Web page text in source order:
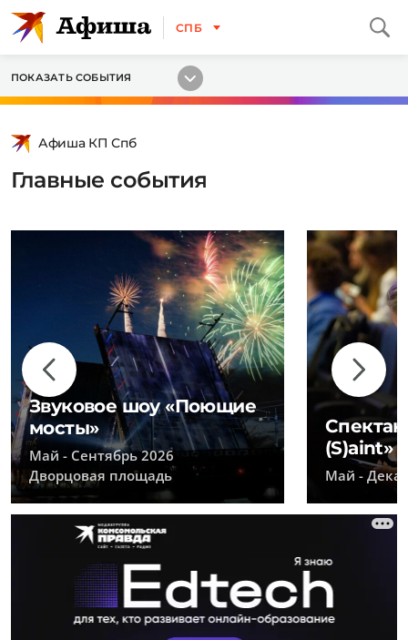
СПБ
ПОКАЗАТЬ СОБЫТИЯ
Афиша КП Спб
Главные события
Звуковое шоу «Поющие
мосты»
Май - Сентябрь 2026
Дворцовая площадь
(S)aint»
Май -